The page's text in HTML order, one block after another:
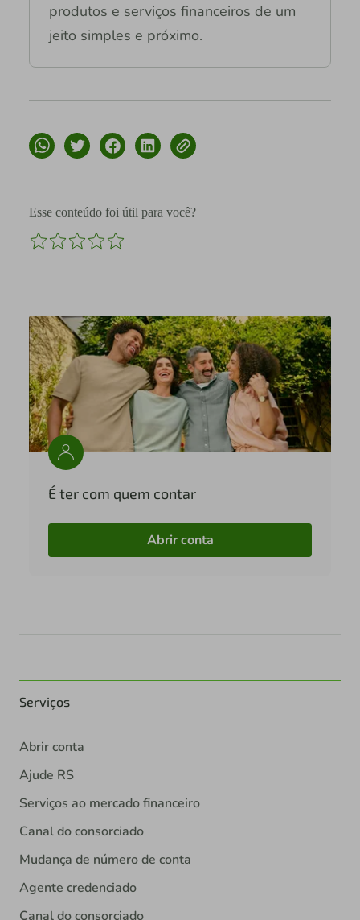
produtos e serviços financeiros de um
jeito simples e próximo.
Esse conteúdo foi útil para você?
É ter com quem contar
Abrir conta
Serviços
Abrir conta
Ajude RS
Serviços ao mercado financeiro
Canal do consorciado
Mudança de número de conta
Agente credenciado
Canal do consorciado